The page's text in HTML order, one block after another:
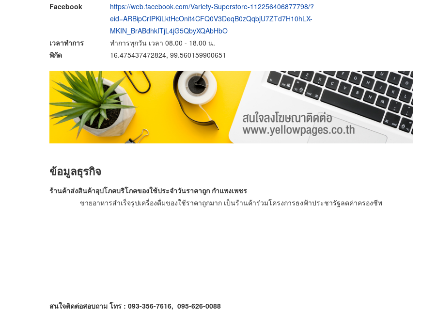
Facebook
https://web.facebook.com/Variety-Superstore-112256406877798/?
eid=ARBipCrIPKiLktHcOnit4CFQ0V3DeqB0zQqbjU7ZTd7H10hLX-
MKIN_BrABdhkITjL4jG5QbyXQAbHbO
เวลาทำการ
ทำการทุกวัน เวลา 08.00 - 18.00 น.
พิกัด
16.475437472824, 99.560159900651
ข้อมูลธุรกิจ
ร้านค้าส่งสินค้าอุปโภคบริโภคของใช้ประจำวันราคาถูก กำแพงเพชร
ขายอาหารสำเร็จรูปเครื่องดื่มของใช้ราคาถูกมาก เป็นร้านค้าร่วมโครงการธงฟ้าประชารัฐลดค่าครองชีพ
สนใจติดต่อสอบถาม โทร : 093-356-7616, 095-626-0088